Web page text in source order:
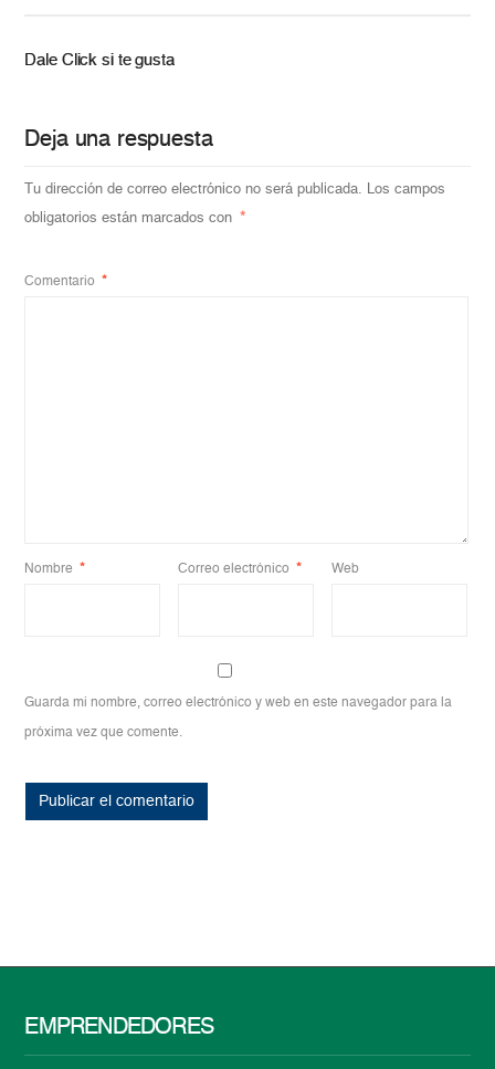
Dale Click si te gusta
Deja una respuesta
Tu dirección de correo electrónico no será publicada. Los campos
obligatorios están marcados con *
Comentario *
Nombre * Correo electrónico * Web
Guarda mi nombre, correo electrónico y web en este navegador para la
próxima vez que comente.
EMPRENDEDORES